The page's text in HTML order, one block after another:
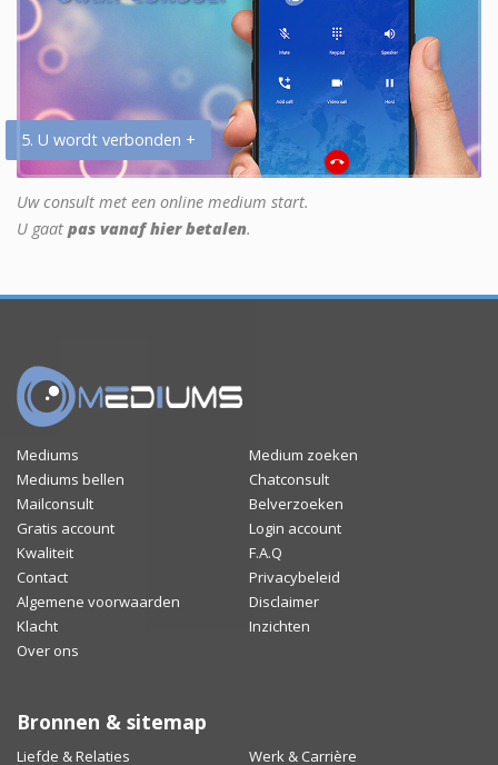
5. U wordt verbonden +
Uw consult met een online medium start.
U gaat pas vanaf hier betalen.
Mediums
Medium zoeken
Mediums bellen
Chatconsult
Mailconsult
Belverzoeken
Gratis account
Login account
Kwaliteit
F.A.Q
Contact
Privacybeleid
Algemene voorwaarden
Disclaimer
Klacht
Inzichten
Over ons
Bronnen & sitemap
Liefde & Relaties Werk & Carrière